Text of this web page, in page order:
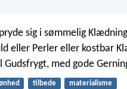
sig i sømmelig
eller Perler eller kostbar
Gudsfrygt, med gode
tilbede materialisme